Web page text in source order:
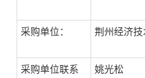
采购单位： 荆州经济
采购单位联系
姚光松